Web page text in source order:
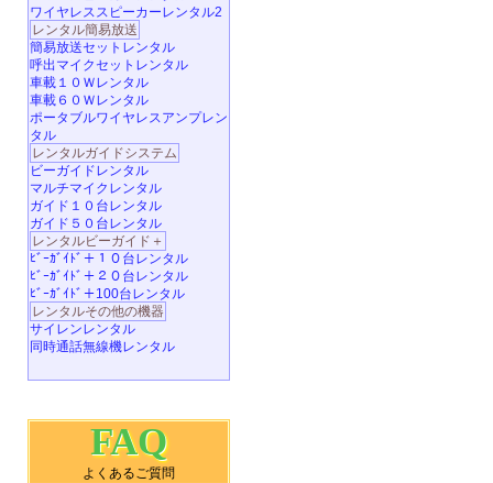
ワイヤレススピーカーレンタル2
レンタル簡易放送
簡易放送セットレンタル
呼出マイクセットレンタル
車載１０Ｗレンタル
車載６０Ｗレンタル
ポータブルワイヤレスアンプレン
タル
レンタルガイドシステム
ビーガイドレンタル
マルチマイクレンタル
ガイド１０台レンタル
ガイド５０台レンタル
レンタルビーガイド＋
ﾋﾞｰｶﾞｲﾄﾞ＋１０台レンタル
ﾋﾞｰｶﾞｲﾄﾞ＋２０台レンタル
ﾋﾞｰｶﾞｲﾄﾞ＋100台レンタル
レンタルその他の機器
サイレンレンタル
同時通話無線機レンタル
FAQ
よくあるご質問